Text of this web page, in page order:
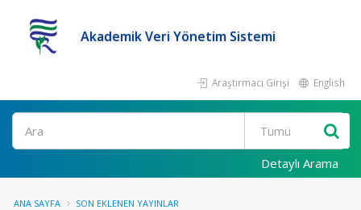
Akademik Veri Yönetim Sistemi
Araştırmacı Girişi English
Ara
Detaylı Arama
ANA SAYFA SON EKLENEN YAYINLAR